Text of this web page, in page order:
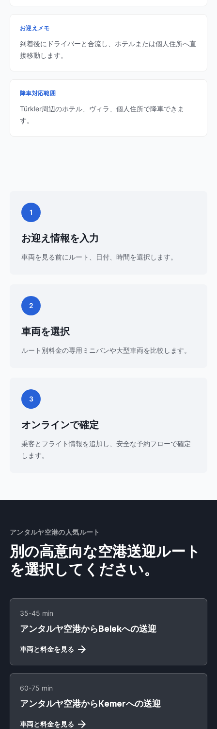
お迎えメモ
到着後にドライバーと合流し、ホテルまたは個人住所へ直
接移動します。
降車対応範囲
Türkler周辺のホテル、ヴィラ、個人住所で降車できま
す。
1
お迎え情報を入力
車両を見る前にルート、日付、時間を選択します。
2
車両を選択
ルート別料金の専用ミニバンや大型車両を比較します。
3
オンラインで確定
乗客とフライト情報を追加し、安全な予約フローで確定
します。
アンタルヤ空港の人気ルート
別の高意向な空港送迎ルート
を選択してください。
35-45 min
アンタルヤ空港からBelekへの送迎
車両と料金を見る
60-75 min
アンタルヤ空港からKemerへの送迎
車両と料金を見る